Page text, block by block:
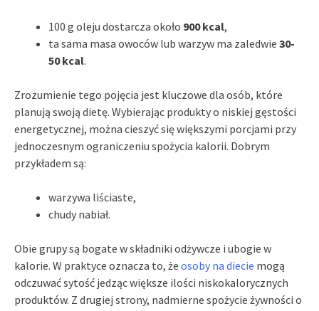
100 g oleju dostarcza około 900 kcal,
ta sama masa owoców lub warzyw ma zaledwie 30-
50 kcal.
Zrozumienie tego pojęcia jest kluczowe dla osób, które
planują swoją dietę. Wybierając produkty o niskiej gęstości
energetycznej, można cieszyć się większymi porcjami przy
jednoczesnym ograniczeniu spożycia kalorii. Dobrym
przykładem są:
warzywa liściaste,
chudy nabiał.
Obie grupy są bogate w składniki odżywcze i ubogie w
kalorie. W praktyce oznacza to, że osoby na diecie mogą
odczuwać sytość jedząc większe ilości niskokalorycznych
produktów. Z drugiej strony, nadmierne spożycie żywności o